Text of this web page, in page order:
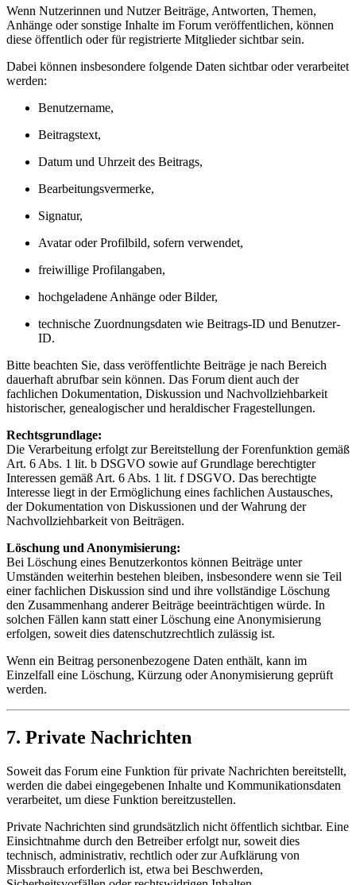
Wenn Nutzerinnen und Nutzer Beiträge, Antworten, Themen,
Anhänge oder sonstige Inhalte im Forum veröffentlichen, können
diese öffentlich oder für registrierte Mitglieder sichtbar sein.
Dabei können insbesondere folgende Daten sichtbar oder verarbeitet
werden:
Benutzername,
Beitragstext,
Datum und Uhrzeit des Beitrags,
Bearbeitungsvermerke,
Signatur,
Avatar oder Profilbild, sofern verwendet,
freiwillige Profilangaben,
hochgeladene Anhänge oder Bilder,
technische Zuordnungsdaten wie Beitrags-ID und Benutzer-
ID.
Bitte beachten Sie, dass veröffentlichte Beiträge je nach Bereich
dauerhaft abrufbar sein können. Das Forum dient auch der
fachlichen Dokumentation, Diskussion und Nachvollziehbarkeit
historischer, genealogischer und heraldischer Fragestellungen.
Rechtsgrundlage:
Die Verarbeitung erfolgt zur Bereitstellung der Forenfunktion gemäß
Art. 6 Abs. 1 lit. b DSGVO sowie auf Grundlage berechtigter
Interessen gemäß Art. 6 Abs. 1 lit. f DSGVO. Das berechtigte
Interesse liegt in der Ermöglichung eines fachlichen Austausches,
der Dokumentation von Diskussionen und der Wahrung der
Nachvollziehbarkeit von Beiträgen.
Löschung und Anonymisierung:
Bei Löschung eines Benutzerkontos können Beiträge unter
Umständen weiterhin bestehen bleiben, insbesondere wenn sie Teil
einer fachlichen Diskussion sind und ihre vollständige Löschung
den Zusammenhang anderer Beiträge beeinträchtigen würde. In
solchen Fällen kann statt einer Löschung eine Anonymisierung
erfolgen, soweit dies datenschutzrechtlich zulässig ist.
Wenn ein Beitrag personenbezogene Daten enthält, kann im
Einzelfall eine Löschung, Kürzung oder Anonymisierung geprüft
werden.
7. Private Nachrichten
Soweit das Forum eine Funktion für private Nachrichten bereitstellt,
werden die dabei eingegebenen Inhalte und Kommunikationsdaten
verarbeitet, um diese Funktion bereitzustellen.
Private Nachrichten sind grundsätzlich nicht öffentlich sichtbar. Eine
Einsichtnahme durch den Betreiber erfolgt nur, soweit dies
technisch, administrativ, rechtlich oder zur Aufklärung von
Missbrauch erforderlich ist, etwa bei Beschwerden,